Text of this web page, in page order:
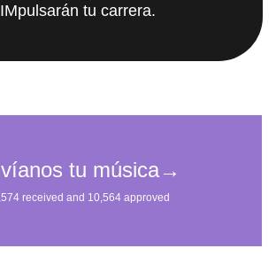
IMpulsarán tu carrera.